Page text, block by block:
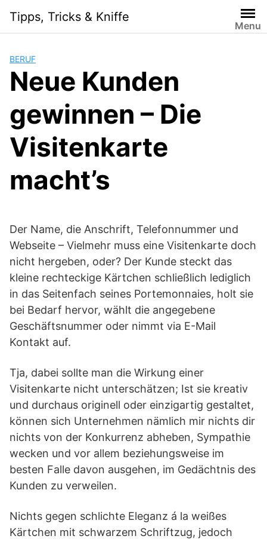
content
Tipps, Tricks & Kniffe
Menu
BERUF
Neue Kunden
gewinnen – Die
Visitenkarte
macht’s
Der Name, die Anschrift, Telefonnummer und
Webseite – Vielmehr muss eine Visitenkarte doch
nicht hergeben, oder? Der Kunde steckt das
kleine rechteckige Kärtchen schließlich lediglich
in das Seitenfach seines Portemonnaies, holt sie
bei Bedarf hervor, wählt die angegebene
Geschäftsnummer oder nimmt via E-Mail
Kontakt auf.
Tja, dabei sollte man die Wirkung einer
Visitenkarte nicht unterschätzen; Ist sie kreativ
und durchaus originell oder einzigartig gestaltet,
können sich Unternehmen nämlich mir nichts dir
nichts von der Konkurrenz abheben, Sympathie
wecken und vor allem beziehungsweise im
besten Falle davon ausgehen, im Gedächtnis des
Kunden zu verweilen.
Nichts gegen schlichte Eleganz á la weißes
Kärtchen mit schwarzem Schriftzug, jedoch